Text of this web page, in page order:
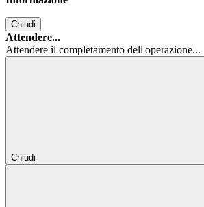
Chiudi
Attendere...
Attendere il completamento dell'operazione...
Chiudi